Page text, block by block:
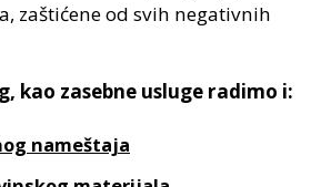
zaštićene od svih negativnih
kao zasebne usluge radimo i:
nameštaja